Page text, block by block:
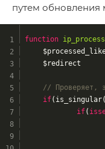
путем обновления
function
$redirect
// Проверяет,
if(is_singular(
if(